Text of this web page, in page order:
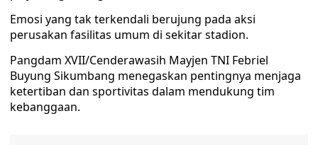
Emosi yang tak terkendali berujung pada aksi
perusakan fasilitas umum di sekitar stadion.
Pangdam XVII/Cenderawasih Mayjen TNI Febriel
Buyung Sikumbang menegaskan pentingnya menjaga
ketertiban dan sportivitas dalam mendukung tim
kebanggaan.